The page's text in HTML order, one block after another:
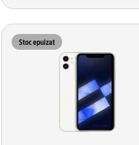
Stoc epuizat